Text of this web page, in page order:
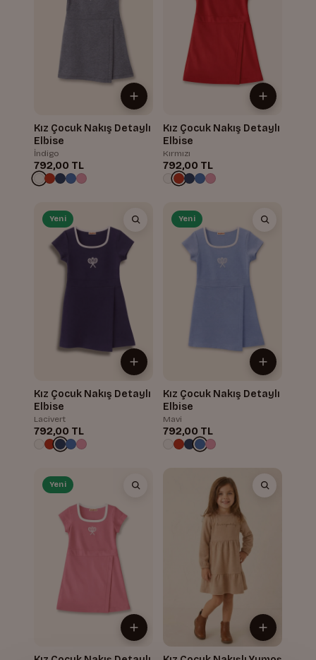
Kız Çocuk Nakış Detaylı
Elbise
İndigo
792,00 TL
Kız Çocuk Nakış Detaylı
Elbise
Kırmızı
792,00 TL
Yeni
Kız Çocuk Nakış Detaylı
Elbise
Lacivert
792,00 TL
Yeni
Kız Çocuk Nakış Detaylı
Elbise
Mavi
792,00 TL
Yeni